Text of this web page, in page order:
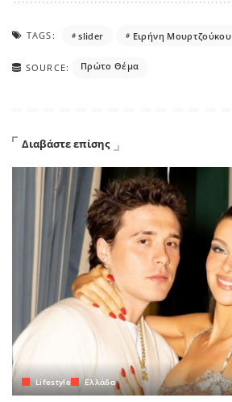
TAGS: slider Ειρήνη Μουρτζούκου
SOURCE: Πρώτο Θέμα
Διαβάστε επίσης
Lifestyle Ελλάδα